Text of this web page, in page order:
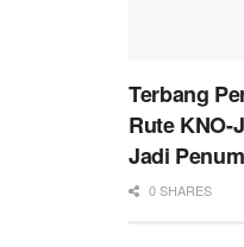
Terbang
Rute KNO-
Jadi
0 SHARES